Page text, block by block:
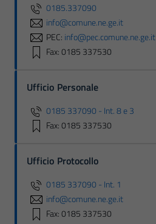
0185.337090
info@comune.ne.ge.it
PEC: info@pec.comune.ne.ge.it
Fax: 0185 337530
Ufficio Personale
0185 337090 - Int. 8 e 3
Fax: 0185 337530
Ufficio Protocollo
0185 337090 - Int. 1
info@comune.ne.ge.it
Fax: 0185 337530